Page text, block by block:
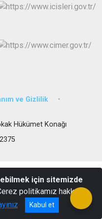
ve Gizlilik
Hükümet Konağı
için sitemizde
politikamız hakkında
Kabul et